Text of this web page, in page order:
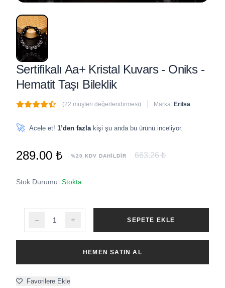
Sertifikalı Aa+ Kristal Kuvars - Oniks -
Hematit Taşı Bileklik
(22 müşteri değerlendirmesi) Marka: Erilsa
🚀 Acele et! 1’den fazla kişi şu anda bu ürünü inceliyor.
289.00 ₺ %20 KDV DAHİLDİR 663.26 ₺
Stok Durumu: Stokta
SEPETE EKLE
HEMEN SATIN AL
Favorilere Ekle